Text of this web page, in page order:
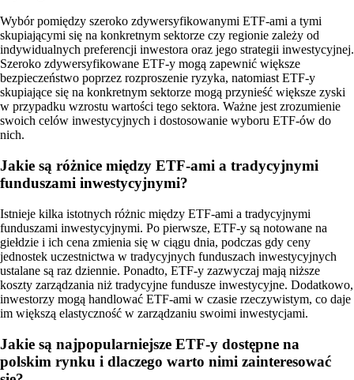
Wybór pomiędzy szeroko zdywersyfikowanymi ETF-ami a tymi
skupiającymi się na konkretnym sektorze czy regionie zależy od
indywidualnych preferencji inwestora oraz jego strategii inwestycyjnej.
Szeroko zdywersyfikowane ETF-y mogą zapewnić większe
bezpieczeństwo poprzez rozproszenie ryzyka, natomiast ETF-y
skupiające się na konkretnym sektorze mogą przynieść większe zyski
w przypadku wzrostu wartości tego sektora. Ważne jest zrozumienie
swoich celów inwestycyjnych i dostosowanie wyboru ETF-ów do
nich.
Jakie są różnice między ETF-ami a tradycyjnymi
funduszami inwestycyjnymi?
Istnieje kilka istotnych różnic między ETF-ami a tradycyjnymi
funduszami inwestycyjnymi. Po pierwsze, ETF-y są notowane na
giełdzie i ich cena zmienia się w ciągu dnia, podczas gdy ceny
jednostek uczestnictwa w tradycyjnych funduszach inwestycyjnych
ustalane są raz dziennie. Ponadto, ETF-y zazwyczaj mają niższe
koszty zarządzania niż tradycyjne fundusze inwestycyjne. Dodatkowo,
inwestorzy mogą handlować ETF-ami w czasie rzeczywistym, co daje
im większą elastyczność w zarządzaniu swoimi inwestycjami.
Jakie są najpopularniejsze ETF-y dostępne na
polskim rynku i dlaczego warto nimi zainteresować